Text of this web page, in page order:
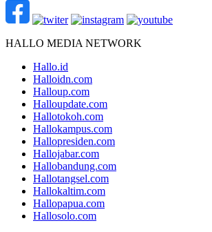
HALLO MEDIA NETWORK
Hallo.id
Halloidn.com
Halloup.com
Halloupdate.com
Hallotokoh.com
Hallokampus.com
Hallopresiden.com
Hallojabar.com
Hallobandung.com
Hallotangsel.com
Hallokaltim.com
Hallopapua.com
Hallosolo.com